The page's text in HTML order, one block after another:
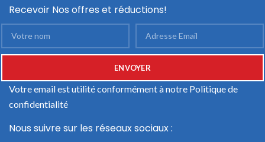
Recevoir Nos offres et réductions!
Votre email est utilité conformément à notre Politique de
confidentialité
Nous suivre sur les réseaux sociaux :